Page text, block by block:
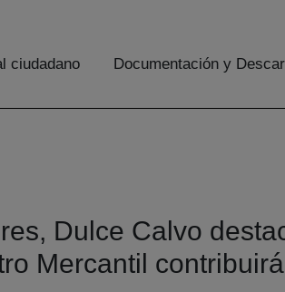
ciudadano Documentación y
Dulce Calvo
Mercantil